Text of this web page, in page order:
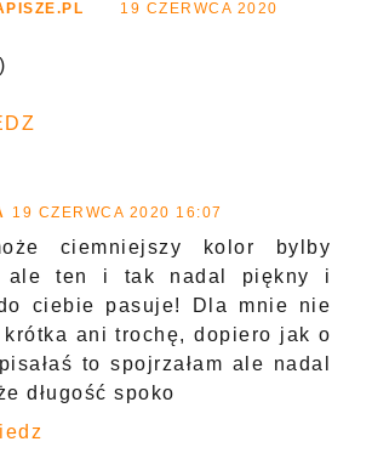
19 CZERWCA 2020
19 CZERWCA 2020 16:07
ciemniejszy kolor bylby
ale ten i tak nadal piękny i
ciebie pasuje! Dla mnie nie
krótka ani trochę, dopiero jak o
to spojrzałam ale nadal
długość spoko